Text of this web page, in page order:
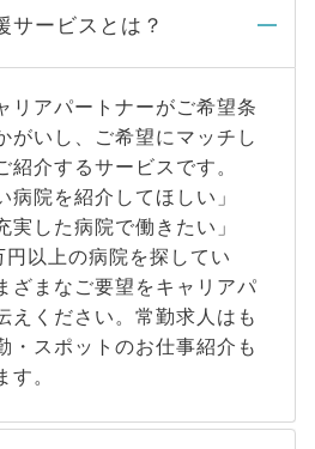
サービスとは？
リアパートナーがご希望条
がいし、ご希望にマッチし
紹介するサービスです。
病院を紹介してほしい」
実した病院で働きたい」
円以上の病院を探してい
ざまなご要望をキャリアパ
えください。常勤求人はも
・スポットのお仕事紹介も
。